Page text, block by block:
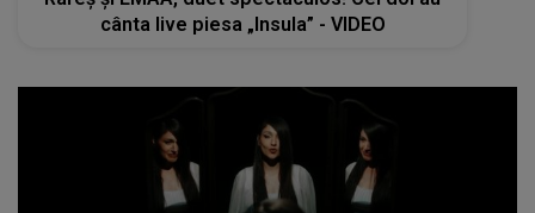
cânta live piesa „Insula” - VIDEO